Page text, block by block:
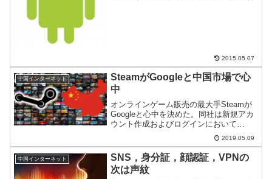
2015.05.07
中国インターネット
SteamがGoogleと中国市場で心
中
オンラインゲーム販売の最大手Steamが
Googleと心中を決めた。同社は新規アカ
ウント作成およびログインにおいて
Googleが提供するreCAPTCHAを導入、
中国ユーザが阿鼻叫喚となっている。
2019.05.09
中国インターネット
SNS，身分証，顔認証，VPNの
次は声紋